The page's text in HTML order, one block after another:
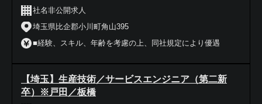
社名非公開求人
埼玉県比企郡小川町角山395
■経験、スキル、年齢を考慮の上、同社規定により優遇
【埼玉】生産技術／サービスエンジニア（第二新
卒）※戸田／板橋